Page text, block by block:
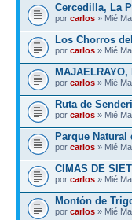
Cercedilla, La
por carlos » Mié
Los Chorros
por carlos » Mié
MAJAELRAYO,
por carlos » Mié
Ruta de
por carlos » Mié
Parque Natural
por carlos » Mié
CIMAS DE
por carlos » Mié
Montón de
por carlos » Mié